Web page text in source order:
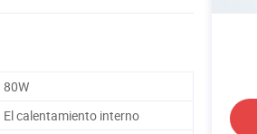
80W
El calentamiento interno